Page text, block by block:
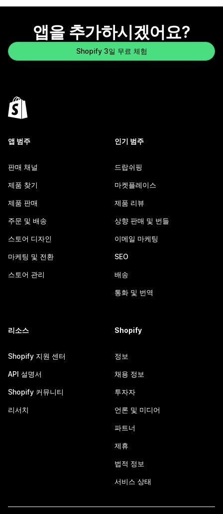
앱을 추가하시겠어요?
Shopify 3일 무료 체험
앱 범주
판매 채널
제품 찾기
제품 판매
주문 및 배송
스토어 디자인
마케팅 및 전환
스토어 관리
인기 범주
드랍쉬핑
마켓플레이스
제품 리뷰
상향 판매 및 번들
이메일 마케팅
SEO
배송
통화 및 번역
리소스
Shopify 지원 센터
API 설명서
Shopify 커뮤니티
리서치
Shopify
정보
채용 정보
투자자
언론 및 미디어
파트너
제휴
법적 정보
서비스 상태